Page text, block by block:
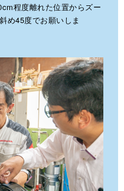
程度離れた位置からズー
め45度でお願いしま